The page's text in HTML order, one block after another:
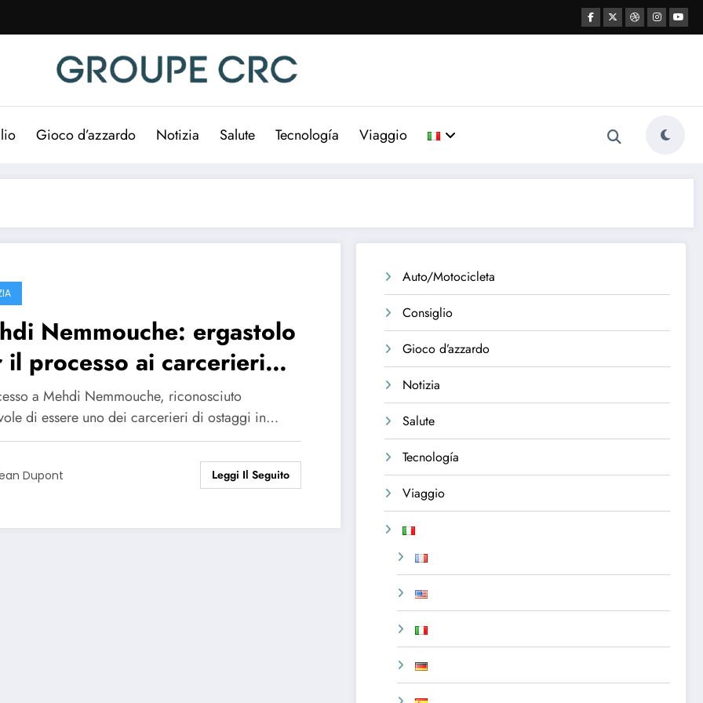
Gioco d’azzardo Notizia Salute Tecnología Viaggio
Nemmouche: ergastolo
il processo ai carcerieri
a Mehdi Nemmouche, riconosciuto
di essere uno dei carcerieri di ostaggi in…
Dupont Leggi Il Seguito
Auto/Motocicleta
Consiglio
Gioco d’azzardo
Notizia
Salute
Tecnología
Viaggio